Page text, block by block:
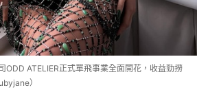
ODD ATELIER正式單飛事業全面開花，收益勁撈
）